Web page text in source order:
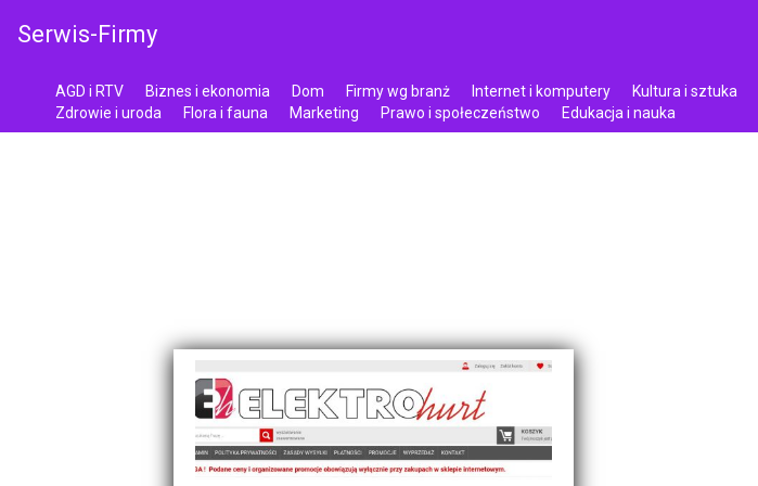
Serwis-Firmy
AGD i RTV Biznes i ekonomia Dom Firmy wg branż Internet i komputery Kultura i sztuka
Zdrowie i uroda
Flora i fauna Marketing Prawo i społeczeństwo Edukacja i nauka